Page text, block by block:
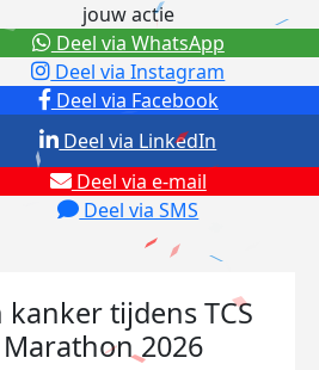
jouw actie
Deel via Facebook
Deel via Instagram
Deel via e-mail
Deel via SMS
Deel via LinkedIn
Deel via WhatsApp
tijdens TCS
2026